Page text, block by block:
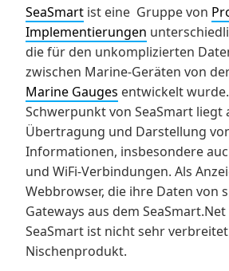
SeaSmart ist eine Gruppe von
Implementierungen
die für den unkomplizierten
zwischen Marine-Geräten von
Marine Gauges entwickelt
Schwerpunkt von SeaSmart liegt
Übertragung und Darstellung
Informationen, insbesondere
und WiFi-Verbindungen. Als
Webbrowser, die ihre Daten von
Gateways aus dem
SeaSmart ist nicht sehr
Nischenprodukt.